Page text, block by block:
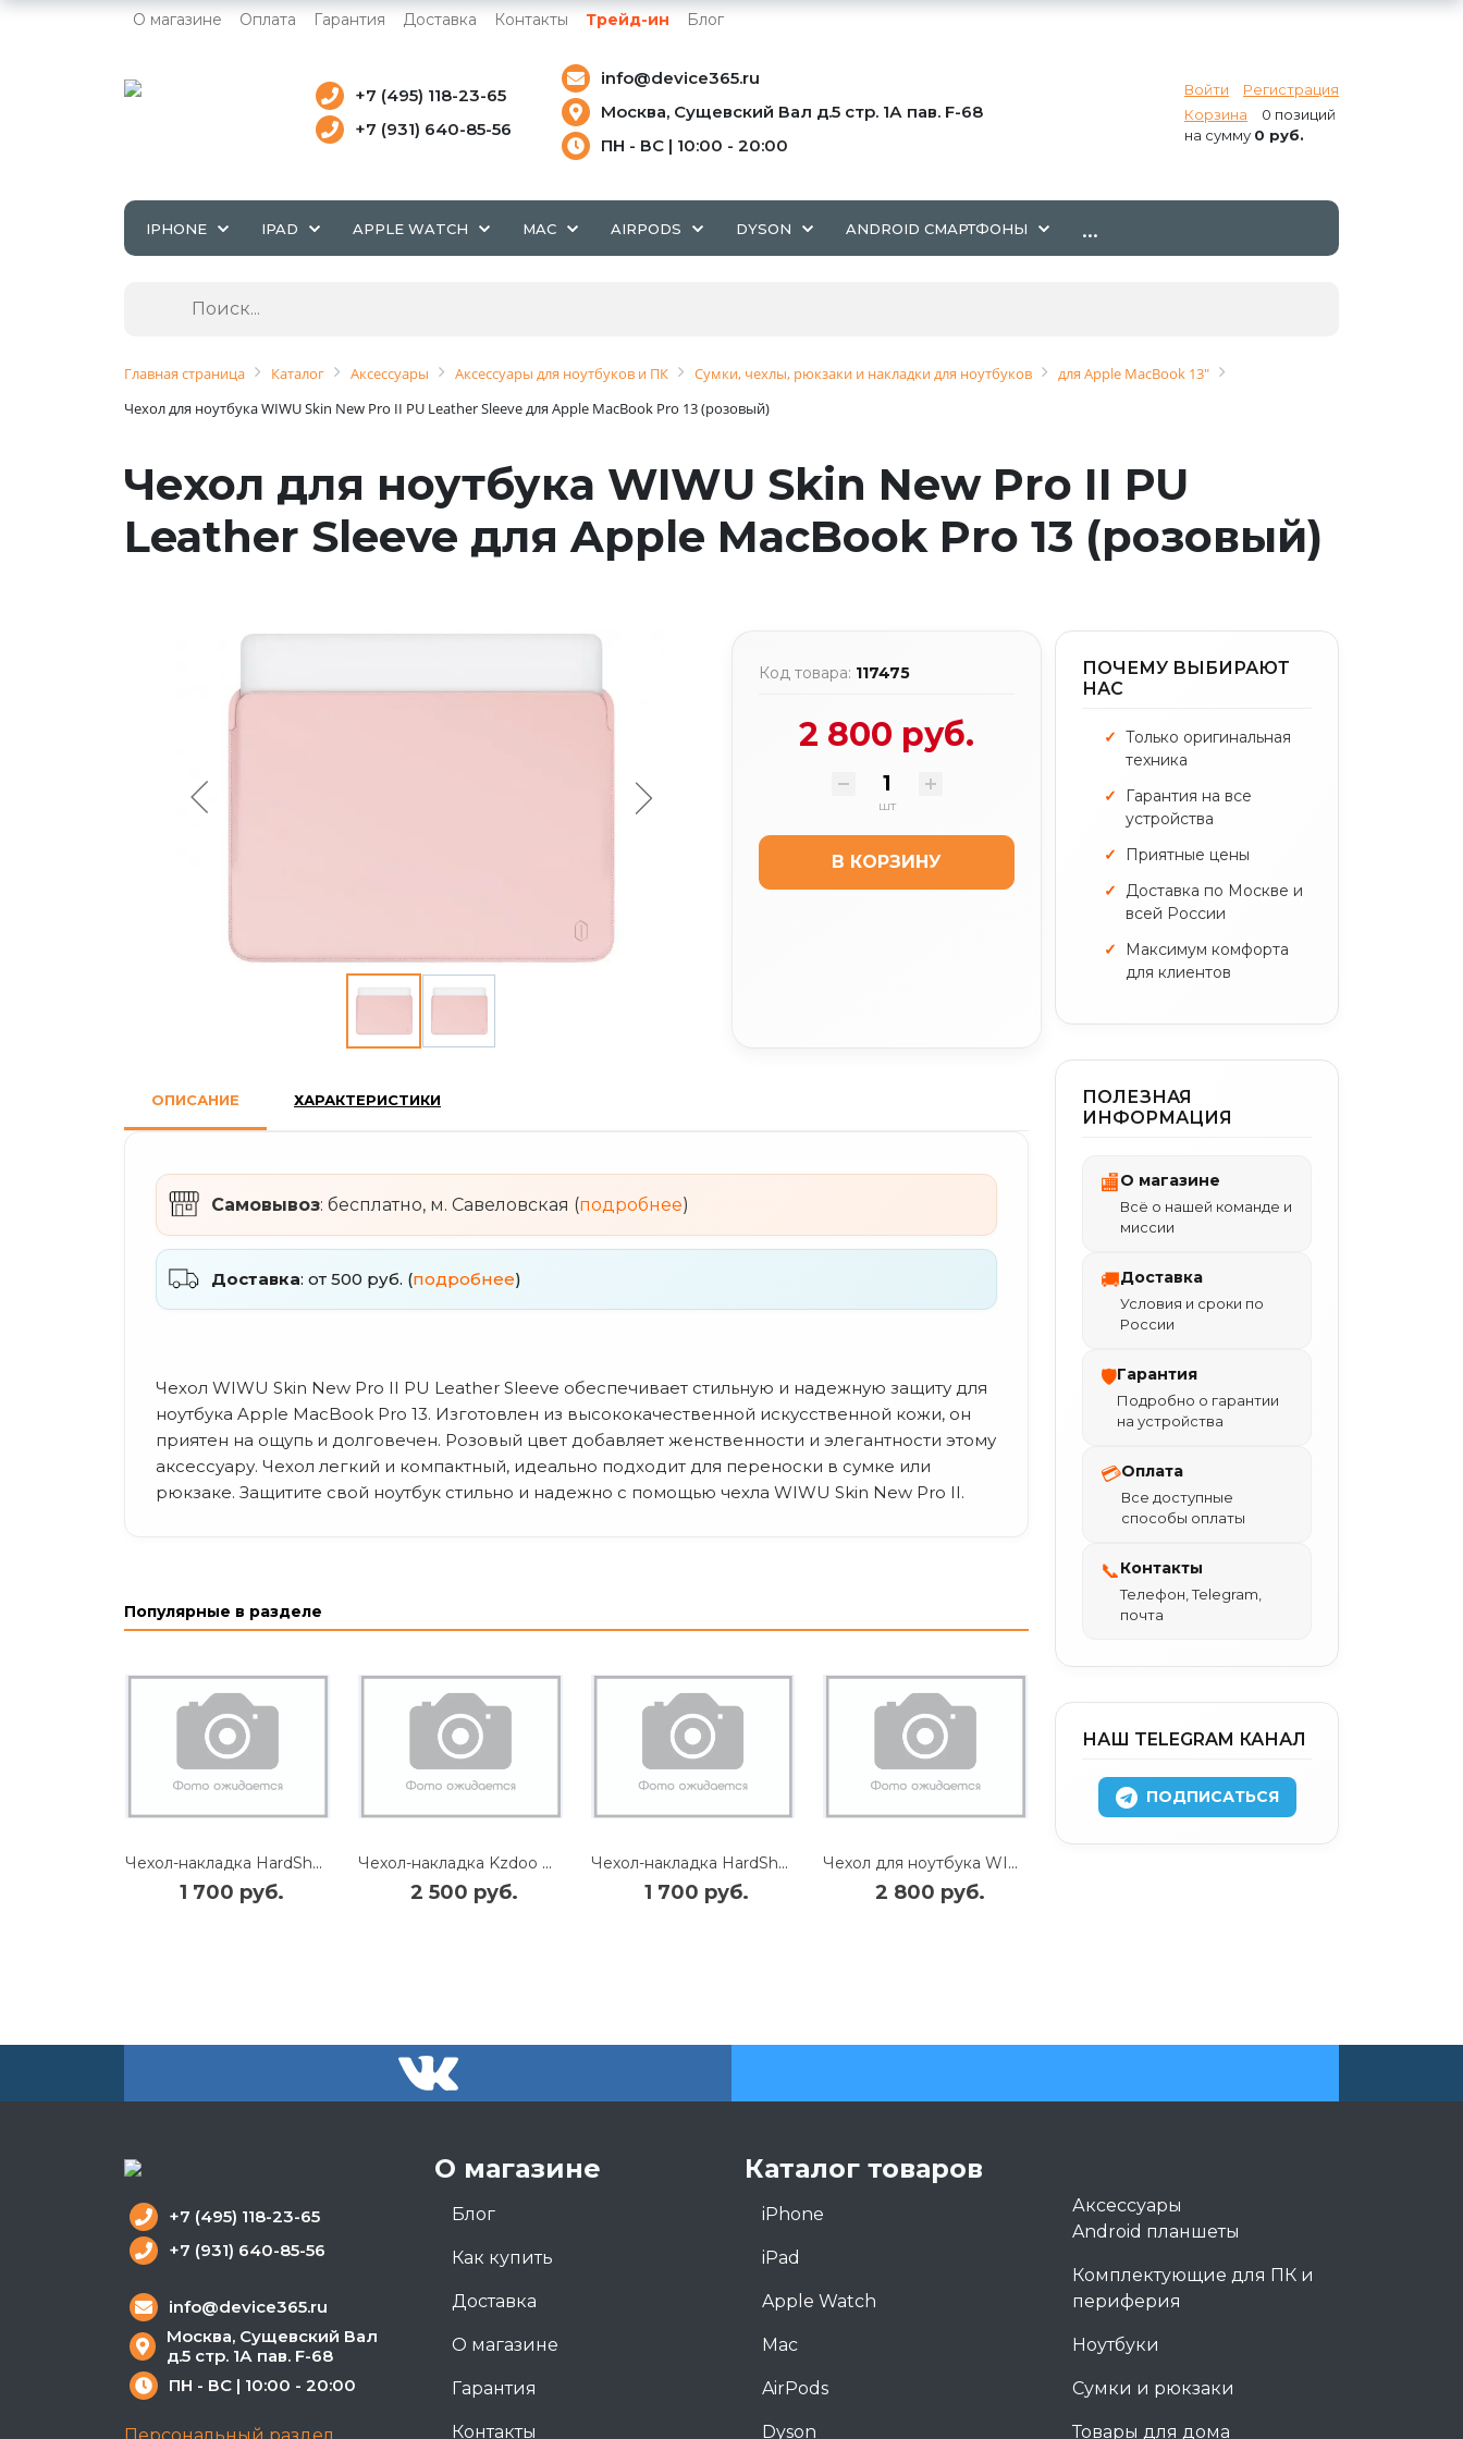
О магазине Оплата Гарантия Доставка Контакты Трейд-ин Блог
Войти
Регистрация
Корзина
0 позиций
на сумму 0 руб.
+7 (495) 118-23-65
+7 (931) 640-85-56
info@device365.ru
Москва, Сущевский Вал д.5 стр. 1А пав. F-68
ПН - ВС | 10:00 - 20:00
IPHONE IPAD APPLE WATCH MAC AIRPODS DYSON ANDROID СМАРТФОНЫ ...
Главная страница Каталог Аксессуары Аксессуары для ноутбуков и ПК Сумки, чехлы, рюкзаки и накладки для ноутбуков
для Apple MacBook 13"
Чехол для ноутбука WIWU Skin New Pro II PU Leather Sleeve для Apple MacBook Pro 13 (розовый)
Чехол для ноутбука WIWU Skin New Pro II PU
Leather Sleeve для Apple MacBook Pro 13 (розовый)
Код товара: 117475
2 800 руб.
шт
В КОРЗИНУ
ОПИСАНИЕ ХАРАКТЕРИСТИКИ
Самовывоз: бесплатно, м. Савеловская (подробнее)
Доставка: от 500 руб. (подробнее)
Чехол WIWU Skin New Pro II PU Leather Sleeve обеспечивает стильную и надежную защиту для
ноутбука Apple MacBook Pro 13. Изготовлен из высококачественной искусственной кожи, он
приятен на ощупь и долговечен. Розовый цвет добавляет женственности и элегантности этому
аксессуару. Чехол легкий и компактный, идеально подходит для переноски в сумке или
рюкзаке. Защитите свой ноутбук стильно и надежно с помощью чехла WIWU Skin New Pro II.
Популярные в разделе
Чехол-накладка HardShell для Apple MacBook Neo 13" пластиковый (прозрачный)
1 700 руб.
Чехол-накладка Kzdoo Guardian для Macbook Neo 13" пластиковый (прозрачно-черный)
2 500 руб.
Чехол-накладка HardShell для Apple MacBook Neo 13" пластиковый (прозрачно-черный)
1 700 руб.
Чехол для ноутбука WIWU Skin Pro II PU Leather Sleeve для Apple MacBook Neo/Pro 13/Air 13.6 (светло-серый)
2 800 руб.
ПОЧЕМУ ВЫБИРАЮТ
НАС
Только оригинальная
техника
Гарантия на все
устройства
Приятные цены
Доставка по Москве и
всей России
Максимум комфорта
для клиентов
ПОЛЕЗНАЯ
ИНФОРМАЦИЯ
🏬О магазине
Всё о нашей команде и
миссии
🚚Доставка
Условия и сроки по
России
🛡Гарантия
Подробно о гарантии
на устройства
💳Оплата
Все доступные
способы оплаты
📞Контакты
Телефон, Telegram,
почта
НАШ TELEGRAM КАНАЛ
ПОДПИСАТЬСЯ
О магазине
Блог
Как купить
Доставка
О магазине
Гарантия
Контакты
Каталог товаров
iPhone
iPad
Apple Watch
Mac
AirPods
Dyson
Аксессуары
Android планшеты
Комплектующие для ПК и
периферия
Ноутбуки
Сумки и рюкзаки
Товары для дома
+7 (495) 118-23-65
+7 (931) 640-85-56
info@device365.ru
Москва, Сущевский Вал
д.5 стр. 1А пав. F-68
ПН - ВС | 10:00 - 20:00